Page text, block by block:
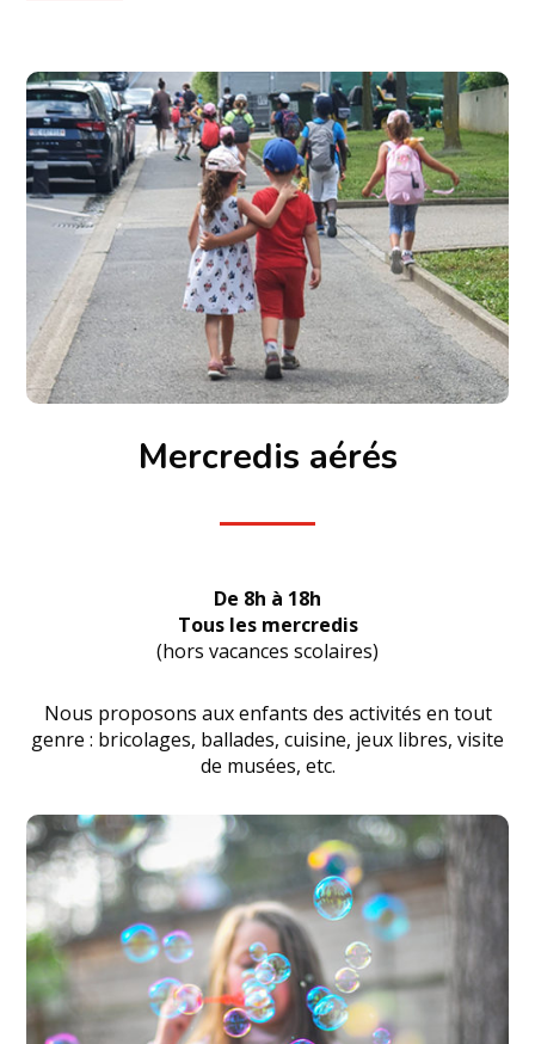
Mercredis aérés
De 8h à 18h
Tous les mercredis
(hors vacances scolaires)
Nous proposons aux enfants des activités en tout
genre : bricolages, ballades, cuisine, jeux libres, visite
de musées, etc.